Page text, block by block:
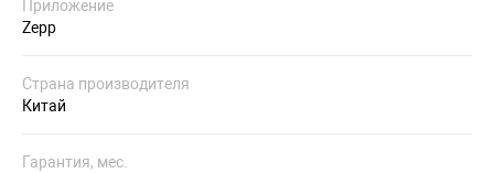
Приложение
Zepp
Страна производителя
Китай
Гарантия, мес.